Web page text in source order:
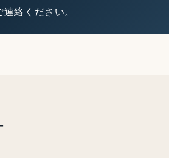
絡ください。